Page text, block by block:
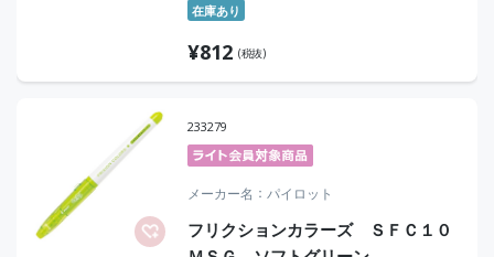
在庫あり
¥812 (税抜)
233279
メーカー名 パイロット
フリクションカラーズ ＳＦＣ１０